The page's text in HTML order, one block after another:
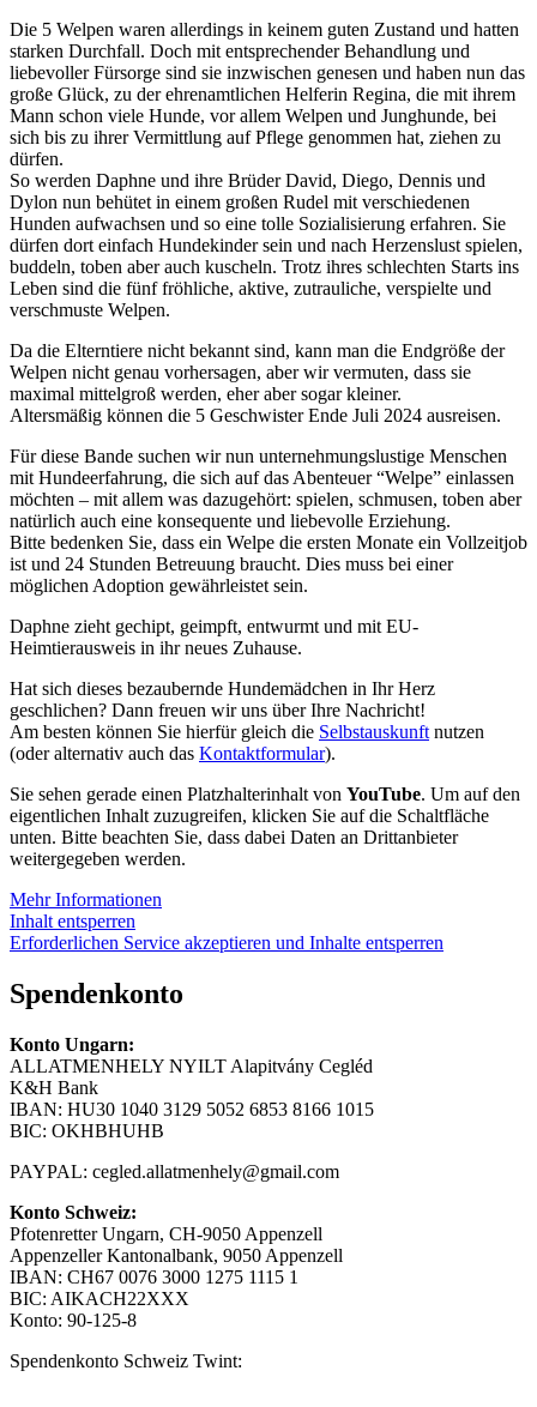
Die 5 Welpen waren allerdings in keinem guten Zustand und hatten
starken Durchfall. Doch mit entsprechender Behandlung und
liebevoller Fürsorge sind sie inzwischen genesen und haben nun das
große Glück, zu der ehrenamtlichen Helferin Regina, die mit ihrem
Mann schon viele Hunde, vor allem Welpen und Junghunde, bei
sich bis zu ihrer Vermittlung auf Pflege genommen hat, ziehen zu
dürfen.
So werden Daphne und ihre Brüder David, Diego, Dennis und
Dylon nun behütet in einem großen Rudel mit verschiedenen
Hunden aufwachsen und so eine tolle Sozialisierung erfahren. Sie
dürfen dort einfach Hundekinder sein und nach Herzenslust spielen,
buddeln, toben aber auch kuscheln. Trotz ihres schlechten Starts ins
Leben sind die fünf fröhliche, aktive, zutrauliche, verspielte und
verschmuste Welpen.
Da die Elterntiere nicht bekannt sind, kann man die Endgröße der
Welpen nicht genau vorhersagen, aber wir vermuten, dass sie
maximal mittelgroß werden, eher aber sogar kleiner.
Altersmäßig können die 5 Geschwister Ende Juli 2024 ausreisen.
Für diese Bande suchen wir nun unternehmungslustige Menschen
mit Hundeerfahrung, die sich auf das Abenteuer “Welpe” einlassen
möchten – mit allem was dazugehört: spielen, schmusen, toben aber
natürlich auch eine konsequente und liebevolle Erziehung.
Bitte bedenken Sie, dass ein Welpe die ersten Monate ein Vollzeitjob
ist und 24 Stunden Betreuung braucht. Dies muss bei einer
möglichen Adoption gewährleistet sein.
Daphne zieht gechipt, geimpft, entwurmt und mit EU-
Heimtierausweis in ihr neues Zuhause.
Hat sich dieses bezaubernde Hundemädchen in Ihr Herz
geschlichen? Dann freuen wir uns über Ihre Nachricht!
Am besten können Sie hierfür gleich die Selbstauskunft nutzen
(oder alternativ auch das Kontaktformular).
Sie sehen gerade einen Platzhalterinhalt von YouTube. Um auf den
eigentlichen Inhalt zuzugreifen, klicken Sie auf die Schaltfläche
unten. Bitte beachten Sie, dass dabei Daten an Drittanbieter
weitergegeben werden.
Mehr Informationen
Inhalt entsperren
Erforderlichen Service akzeptieren und Inhalte entsperren
Spendenkonto
Konto Ungarn:
ALLATMENHELY NYILT Alapitvány Cegléd
K&H Bank
IBAN: HU30 1040 3129 5052 6853 8166 1015
BIC: OKHBHUHB
PAYPAL: cegled.allatmenhely@gmail.com
Konto Schweiz:
Pfotenretter Ungarn, CH-9050 Appenzell
Appenzeller Kantonalbank, 9050 Appenzell
IBAN: CH67 0076 3000 1275 1115 1
BIC: AIKACH22XXX
Konto: 90-125-8
Spendenkonto Schweiz Twint: